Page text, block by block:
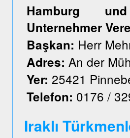
Hamburg und
Unternehmer
Başkan: Herr
Adres: An der
Yer: 25421
Telefon: 0176 /
Iraklı